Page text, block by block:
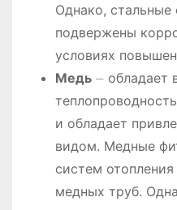
Однако, стальные
подвержены
условиях
Медь⏤ обладает
и обладает
видом. Медные
систем
медных труб.